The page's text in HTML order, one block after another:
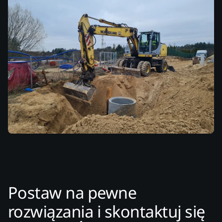
Postaw na pewne
rozwiązania i skontaktuj się